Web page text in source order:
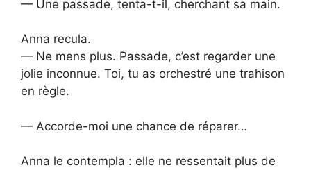
— Une passade, tenta-t-il, cherchant sa main.
Anna recula.
— Ne mens plus. Passade, c’est regarder une
jolie inconnue. Toi, tu as orchestré une trahison
en règle.
— Accorde-moi une chance de réparer…
Anna le contempla : elle ne ressentait plus de